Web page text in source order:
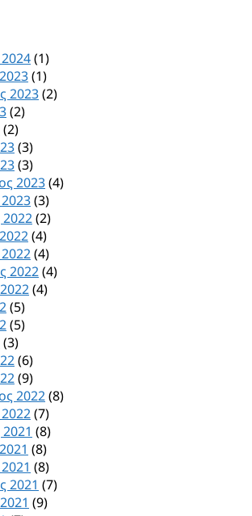
(1)
(1)
2023(2)
(2)
(2)
(3)
(3)
2023(4)
(3)
2022(2)
(4)
(4)
2022(4)
(4)
(5)
(5)
(3)
(6)
(9)
2022(8)
(7)
(8)
(8)
(8)
2021 (7)
(9)